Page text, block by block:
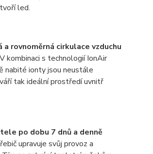
led.
rovnoměrná cirkulace vzduchu
kombinaci s technologií IonAir
nabité ionty jsou neustále
tak ideální prostředí uvnitř
po dobu 7 dnů a denně
upravuje svůj provoz a